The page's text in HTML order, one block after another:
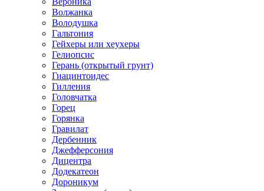
Волжанка
Володушка
Гальтония
Гейхеры или хеухеры
Гелиопсис
Герань (открытый грунт)
Гиацинтоидес
Гилления
Головчатка
Горец
Горянка
Гравилат
Дербенник
Джефферсония
Дицентра
Додекатеон
Дороникум